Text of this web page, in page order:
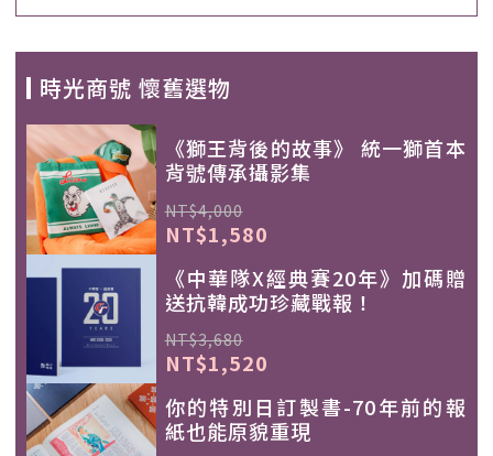
時光商號 懷舊選物
《獅王背後的故事》 統一獅首本
背號傳承攝影集
NT$4,000
NT$1,580
《中華隊X經典賽20年》加碼贈
送抗韓成功珍藏戰報！
NT$3,680
NT$1,520
你的特別日訂製書-70年前的報
紙也能原貌重現